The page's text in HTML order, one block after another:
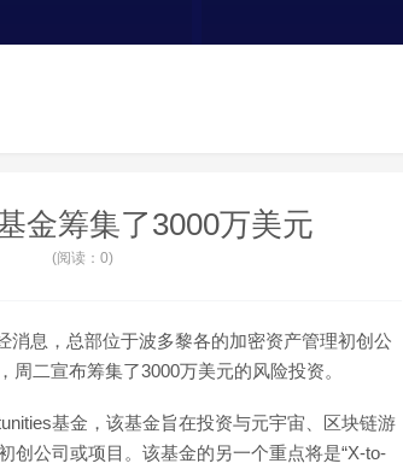
金筹集了3000万美元
(阅读：0)
消息，总部位于波多黎各的加密资产管理初创公
二宣布筹集了3000万美元的风险投资。
基金，该基金旨在投资与元宇宙、区块链游
创公司或项目。该基金的另一个重点将是“X-to-